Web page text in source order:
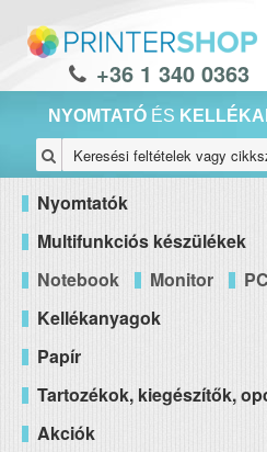
+36 1 340 0363
NYOMTATÓ ÉS
Nyomtatók
Multifunkciós készülékek
Notebook
Monitor
Kellékanyagok
Papír
Tartozékok, kiegészítők,
Akciók